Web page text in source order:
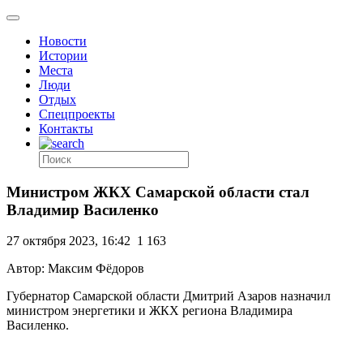
Новости
Истории
Места
Люди
Отдых
Спецпроекты
Контакты
Министром ЖКХ Самарской области стал
Владимир Василенко
27 октября 2023, 16:42 1 163
Автор: Максим Фёдоров
Губернатор Самарской области Дмитрий Азаров назначил
министром энергетики и ЖКХ региона Владимира
Василенко.